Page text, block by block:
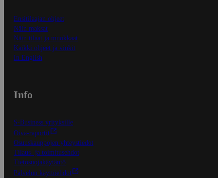
Ensitilaajan ohjeet
Näin maksat
Näin tilaat ja muokkaat
Kaikki ohjeet ja vinkit
In English
Info
S-Business yrityksille
Oiva-raportit
Osuuskauppojen yhteystiedot
Tilaus- ja toimitusehdot
Tietosuojakäytäntö
Palvelun käyttöehdot